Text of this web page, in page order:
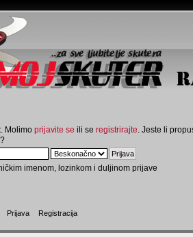
. Molimo prijavite se ili se registrirajte . Jeste li
?
imenom, lozinkom i duljinom prijave
Prijava Registracija